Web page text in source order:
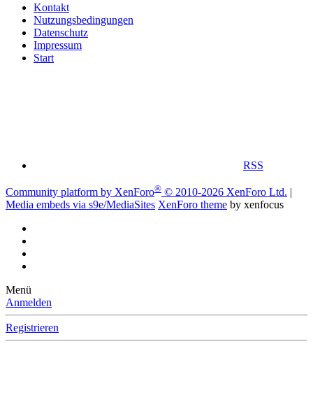
Kontakt
Nutzungsbedingungen
Datenschutz
Impressum
Start
RSS
Community platform by XenForo® © 2010-2026 XenForo Ltd. |
Media embeds via s9e/MediaSites XenForo theme by xenfocus
Menü
Anmelden
Registrieren